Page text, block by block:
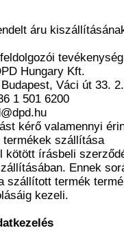
áru
Hungary Kft.
Váci út 33.
1 501 6200
kérő valamennyi
termékek szállítása
kötött írásbeli
Ennek
szállított termék
kezeli.